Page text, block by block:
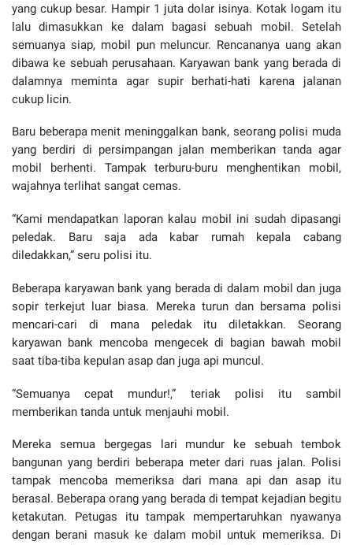
yang cukup besar. Hampir 1 juta dolar isinya. Kotak logam itu
lalu dimasukkan ke dalam bagasi sebuah mobil. Setelah
semuanya siap, mobil pun meluncur. Rencananya uang akan
dibawa ke sebuah perusahaan. Karyawan bank yang berada di
dalamnya meminta agar supir berhati-hati karena jalanan
cukup licin.
Baru beberapa menit meninggalkan bank, seorang polisi muda
yang berdiri di persimpangan jalan memberikan tanda agar
mobil berhenti. Tampak terburu-buru menghentikan mobil,
wajahnya terlihat sangat cemas.
“Kami mendapatkan laporan kalau mobil ini sudah dipasangi
peledak. Baru saja ada kabar rumah kepala cabang
diledakkan,” seru polisi itu.
Beberapa karyawan bank yang berada di dalam mobil dan juga
sopir terkejut luar biasa. Mereka turun dan bersama polisi
mencari-cari di mana peledak itu diletakkan. Seorang
karyawan bank mencoba mengecek di bagian bawah mobil
saat tiba-tiba kepulan asap dan juga api muncul.
“Semuanya cepat mundur!,” teriak polisi itu sambil
memberikan tanda untuk menjauhi mobil.
Mereka semua bergegas lari mundur ke sebuah tembok
bangunan yang berdiri beberapa meter dari ruas jalan. Polisi
tampak mencoba memeriksa dari mana api dan asap itu
berasal. Beberapa orang yang berada di tempat kejadian begitu
ketakutan. Petugas itu tampak mempertaruhkan nyawanya
dengan berani masuk ke dalam mobil untuk memeriksa. Di